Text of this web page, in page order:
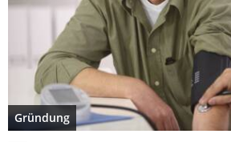
Gründung